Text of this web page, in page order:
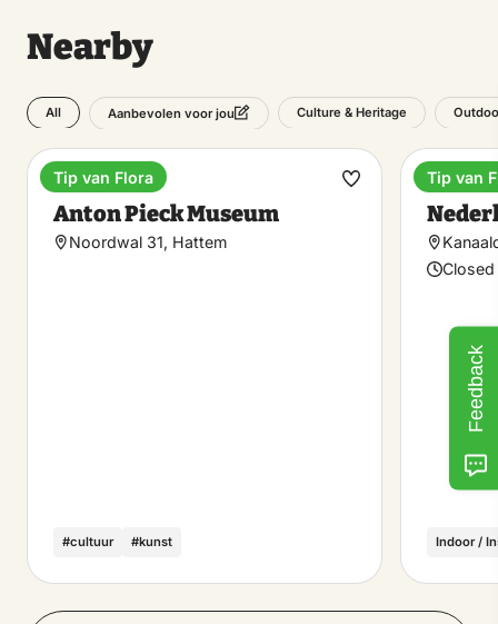
Nearby
All Aanbevolen voor jou Culture & Heritage
Museum
Anton Pieck Museum
Noordwal 31, Hattem
#cultuur #kunst
Tip van Flora
Make
Indoor /
Tip van
Feedback